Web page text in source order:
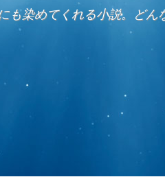
も染めてくれる小説。ど